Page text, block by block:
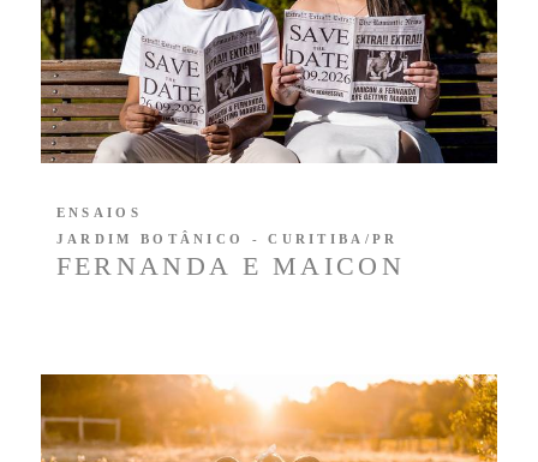
FERNANDA E MAICON
ENSAIOS
JARDIM BOTÂNICO - CURITIBA/PR